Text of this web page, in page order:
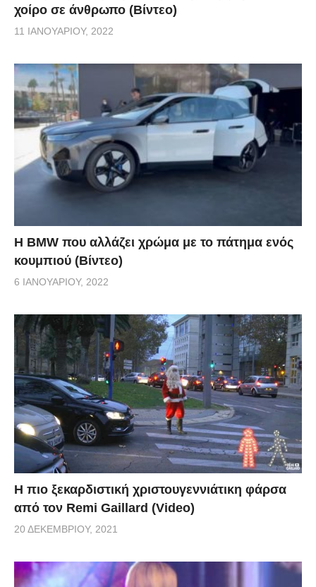
χοίρο σε άνθρωπο (Βίντεο)
11 ΙΑΝΟΥΑΡΊΟΥ, 2022
Η BMW που αλλάζει χρώμα με το πάτημα ενός
κουμπιού (Βίντεο)
6 ΙΑΝΟΥΑΡΊΟΥ, 2022
Η πιο ξεκαρδιστική χριστουγεννιάτικη φάρσα
από τον Remi Gaillard (Video)
20 ΔΕΚΕΜΒΡΊΟΥ, 2021